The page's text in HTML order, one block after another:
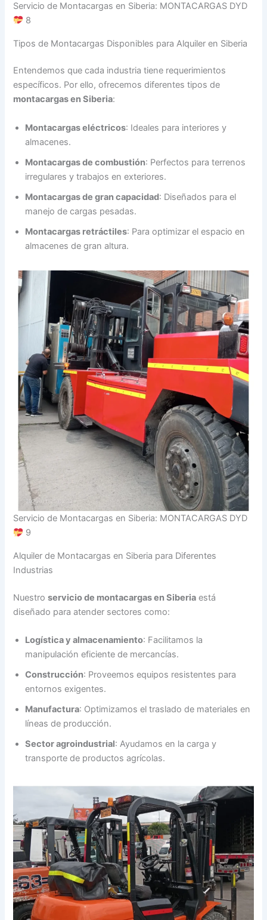
Servicio de Montacargas en Siberia: MONTACARGAS DYD
8
Tipos de Montacargas Disponibles para Alquiler en Siberia
Entendemos que cada industria tiene requerimientos
específicos. Por ello, ofrecemos diferentes tipos de
montacargas en Siberia:
Montacargas eléctricos: Ideales para interiores y
almacenes.
Montacargas de combustión: Perfectos para terrenos
irregulares y trabajos en exteriores.
Montacargas de gran capacidad: Diseñados para el
manejo de cargas pesadas.
Montacargas retráctiles: Para optimizar el espacio en
almacenes de gran altura.
Servicio de Montacargas en Siberia: MONTACARGAS DYD
9
Alquiler de Montacargas en Siberia para Diferentes
Industrias
Nuestroservicio de montacargas en Siberia está
diseñado para atender sectores como:
Logística y almacenamiento: Facilitamos la
manipulación eficiente de mercancías.
Construcción: Proveemos equipos resistentes para
entornos exigentes.
Manufactura: Optimizamos el traslado de materiales en
líneas de producción.
Sector agroindustrial: Ayudamos en la carga y
transporte de productos agrícolas.